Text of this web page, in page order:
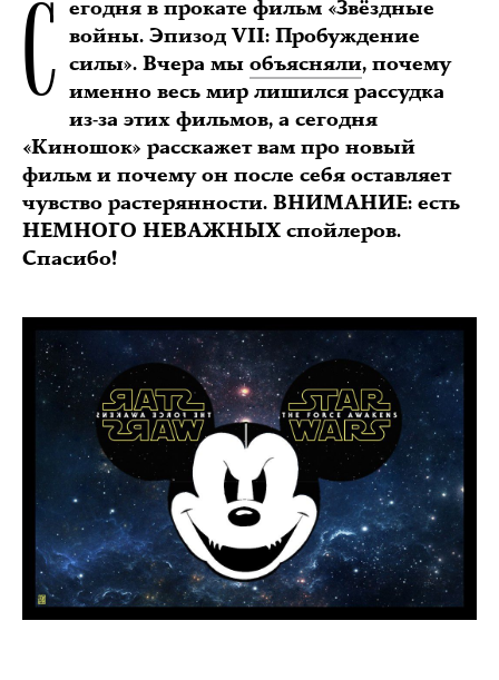
С егодня в прокате фильм «Звёздные
войны. Эпизод VII: Пробуждение
силы». Вчера мы объясняли, почему
именно весь мир лишился рассудка
из-за этих фильмов, а сегодня
«Киношок» расскажет вам про новый
фильм и почему он после себя оставляет
чувство растерянности. ВНИМАНИЕ: есть
НЕМНОГО НЕВАЖНЫХ спойлеров.
Спасибо!